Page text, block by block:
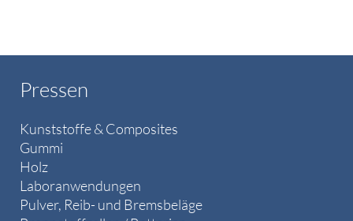
Pressen
Kunststoffe & Composites
Gummi
Holz
Laboranwendungen
Pulver, Reib- und Bremsbeläge